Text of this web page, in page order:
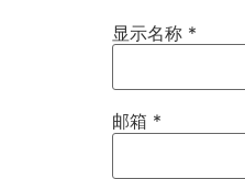
显示名称 *
邮箱 *